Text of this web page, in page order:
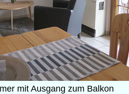
mit Ausgang zum Balkon